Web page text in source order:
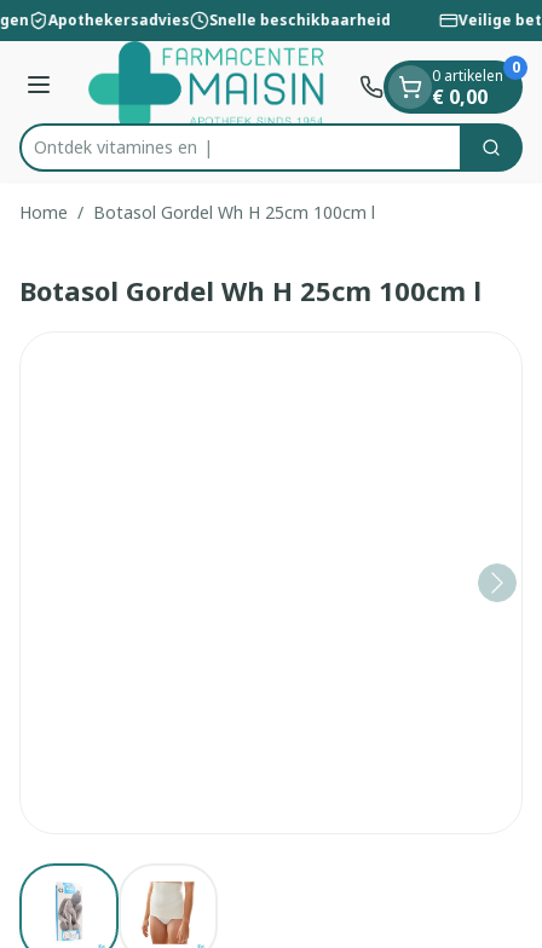
Ga naar de inhoud
1 van 1
Apothekersadvies Snelle beschikbaarheid Veilige
Menu
Product, merk, categorie...
Ontdek vitam Zoek
0 artikelen
€ 0,00
0
Home / Botasol Gordel Wh H 25cm 100cm l
Botasol Gordel Wh H 25cm 100cm l
View larger imageView larger image